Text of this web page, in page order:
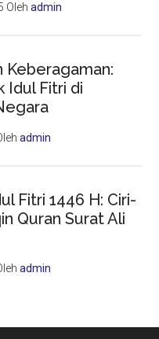
Olehadmin
Keberagaman:
Idul Fitri di
admin
Fitri 1446 H: Ciri-
Quran Surat Ali
admin